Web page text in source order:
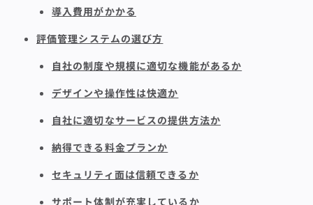
導入費用がかかる
評価管理システムの選び方
自社の制度や規模に適切な機能があるか
デザインや操作性は快適か
自社に適切なサービスの提供方法か
納得できる料金プランか
セキュリティ面は信頼できるか
サポート体制が充実しているか